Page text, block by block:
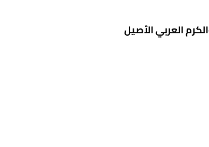
العربي الأصيل